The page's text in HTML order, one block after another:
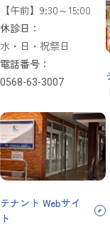
【午前】9:30～15:00
休診日：
水・日・祝祭日
電話番号：
0568-63-3007
テナント Webサイ
ト